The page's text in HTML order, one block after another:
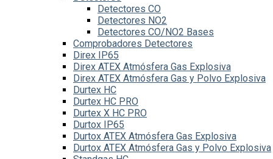
Detectores CO
Detectores NO2
Detectores CO/NO2 Bases
Comprobadores Detectores
Direx IP65
Direx ATEX Atmósfera Gas Explosiva
Direx ATEX Atmósfera Gas y Polvo Explosiva
Durtex HC
Durtex HC PRO
Durtex X HC PRO
Durtox IP65
Durtox ATEX Atmósfera Gas Explosiva
Durtox ATEX Atmósfera Gas y Polvo Explosiva